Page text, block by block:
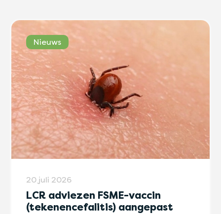
Nieuws
20 juli 2026
LCR adviezen FSME-vaccin
(tekenencefalitis) aangepast